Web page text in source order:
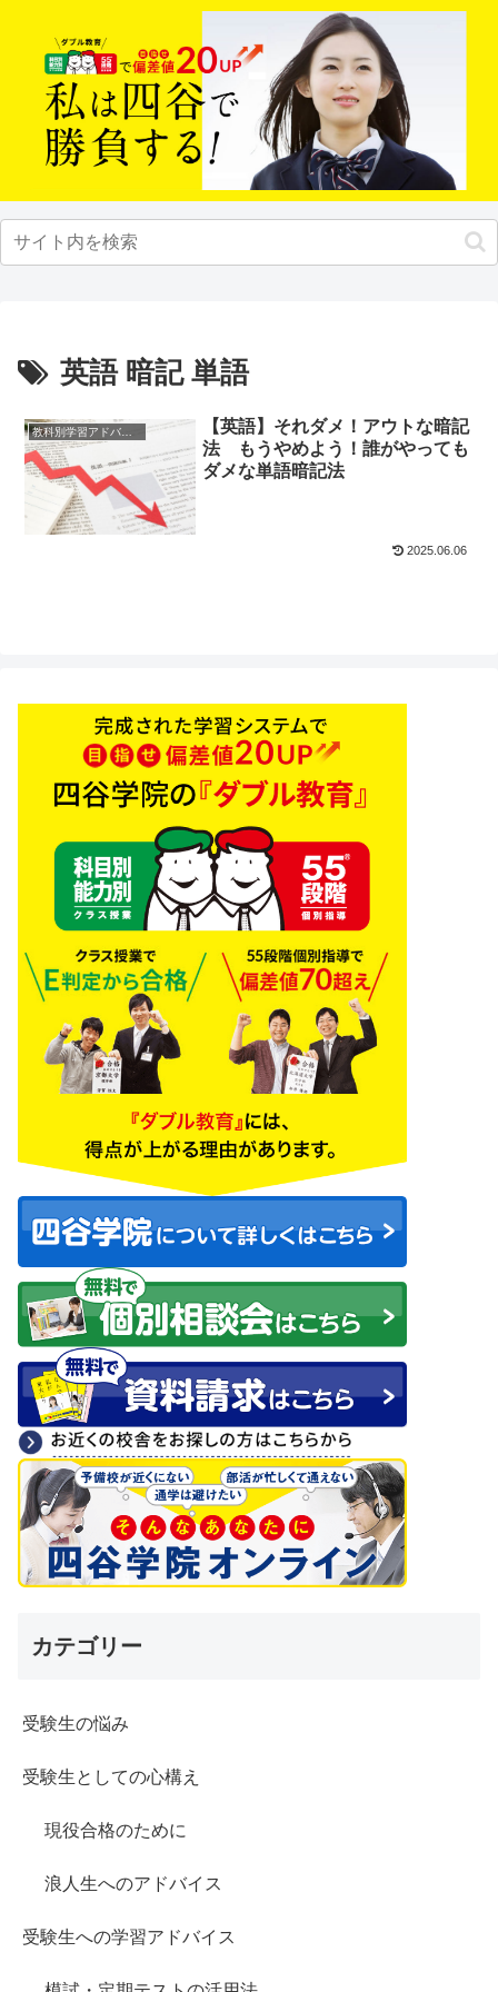
英語 暗記 単語
教科別学習アドバイス
【英語】それダメ！アウトな暗記
法 もうやめよう！誰がやっても
ダメな単語暗記法
2025.06.06
カテゴリー
受験生の悩み
受験生としての心構え
現役合格のために
浪人生へのアドバイス
受験生への学習アドバイス